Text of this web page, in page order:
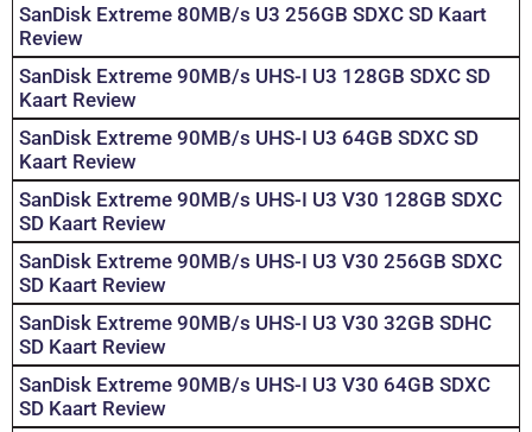
SanDisk Extreme 80MB/s U3 256GB SDXC SD Kaart
Review
SanDisk Extreme 90MB/s UHS-I U3 128GB SDXC SD
Kaart Review
SanDisk Extreme 90MB/s UHS-I U3 64GB SDXC SD
Kaart Review
SanDisk Extreme 90MB/s UHS-I U3 V30 128GB SDXC
SD Kaart Review
SanDisk Extreme 90MB/s UHS-I U3 V30 256GB SDXC
SD Kaart Review
SanDisk Extreme 90MB/s UHS-I U3 V30 32GB SDHC
SD Kaart Review
SanDisk Extreme 90MB/s UHS-I U3 V30 64GB SDXC
SD Kaart Review